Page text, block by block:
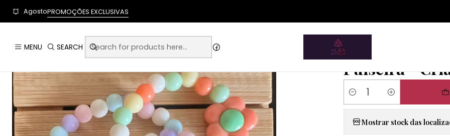
User-agent: * Allow: / Sitemap: https://www.auraemporium.pt/sitemap.xml
MENU SEARCH
AgostoPROMOÇÕES EXCLUSIVAS
Home
Handmade Maria Papoila Pulseiras Pulseira -
|
Pulseira -
Quantity
Mostrar stock das